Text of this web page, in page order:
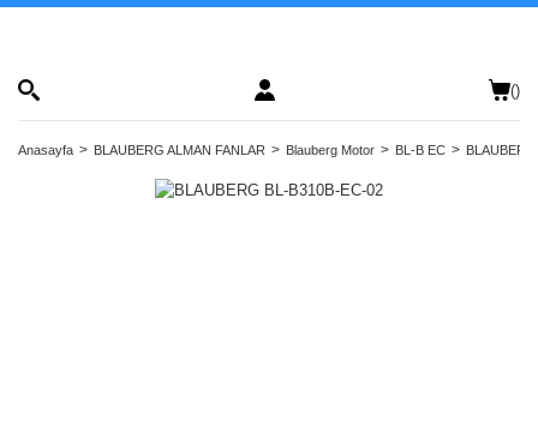
()
Anasayfa BLAUBERG ALMAN FANLAR Blauberg Motor BL-B EC